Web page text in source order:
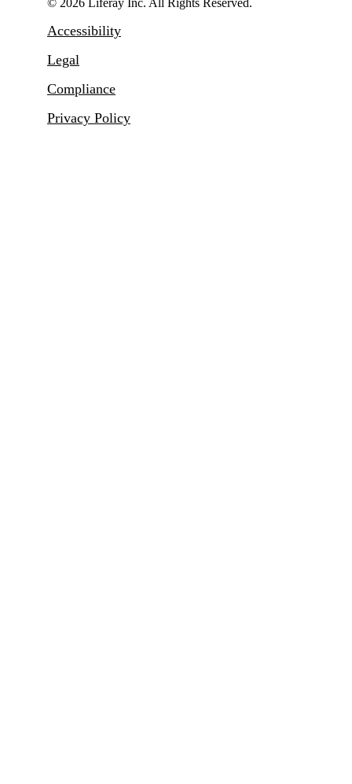
© 2026 Liferay Inc. All Rights Reserved.
Accessibility
Legal
Compliance
Privacy Policy